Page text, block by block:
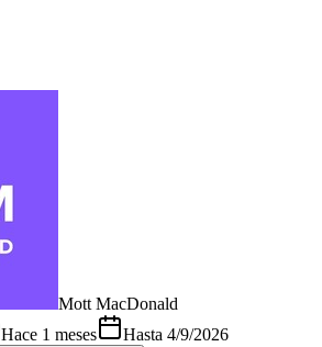
Mott MacDonald
Hace 1 meses Hasta 4/9/2026